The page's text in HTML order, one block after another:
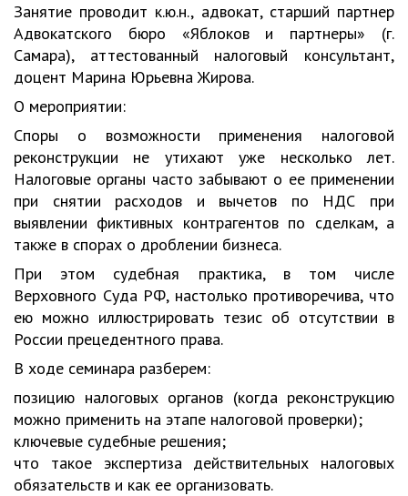
Занятие проводит к.ю.н., адвокат, старший партнер
Адвокатского бюро «Яблоков и партнеры» (г.
Самара), аттестованный налоговый консультант,
доцент Марина Юрьевна Жирова.
О мероприятии:
Споры о возможности применения налоговой
реконструкции не утихают уже несколько лет.
Налоговые органы часто забывают о ее применении
при снятии расходов и вычетов по НДС при
выявлении фиктивных контрагентов по сделкам, а
также в спорах о дроблении бизнеса.
При этом судебная практика, в том числе
Верховного Суда РФ, настолько противоречива, что
ею можно иллюстрировать тезис об отсутствии в
России прецедентного права.
В ходе семинара разберем:
позицию налоговых органов (когда реконструкцию
можно применить на этапе налоговой проверки);
ключевые судебные решения;
что такое экспертиза действительных налоговых
обязательств и как ее организовать.